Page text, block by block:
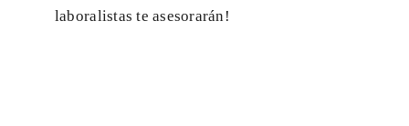
laboralistas te asesorarán!